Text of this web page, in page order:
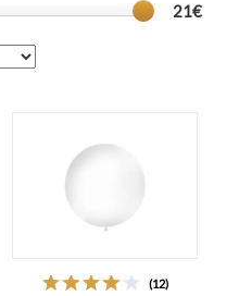
21€
(12)